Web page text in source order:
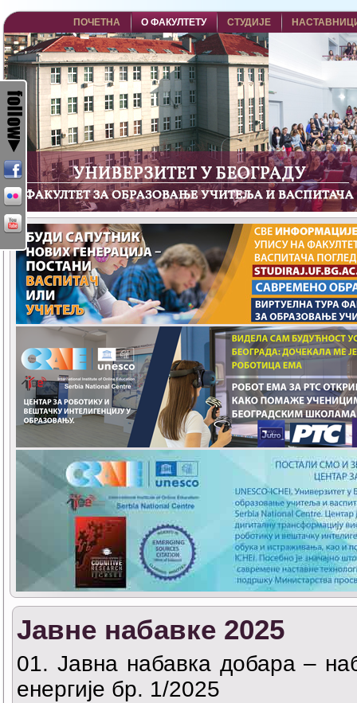
ПОЧЕТНА О ФАКУЛТЕТУ СТУДИЈЕ
Јавне набавке 2025
01. Јавна набавка добара –
енергије бр. 1/2025